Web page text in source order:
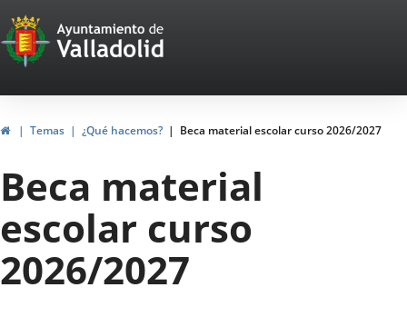
Portal
Web
del
Ayuntamiento
de
Valladolid
InicioTemas ¿Qué hacemos? Beca material escolar curso 2026/2027
Beca material
escolar curso
2026/2027